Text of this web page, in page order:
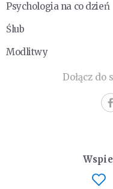
Psychologia na co dzień
Ślub
Modlitwy
Dołącz do